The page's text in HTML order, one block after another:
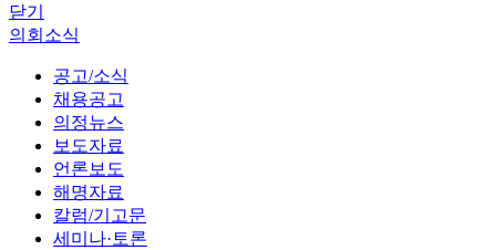
닫기
의회소식
공고/소식
채용공고
의정뉴스
보도자료
언론보도
해명자료
칼럼/기고문
세미나·토론